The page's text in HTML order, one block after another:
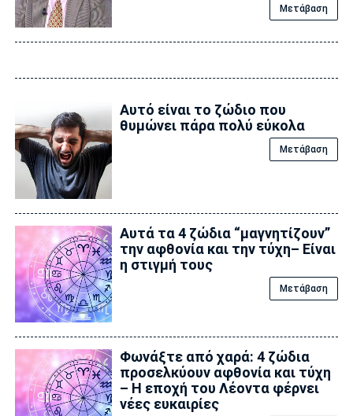
Μετάβαση
Αυτό είναι το ζώδιο που
θυμώνει πάρα πολύ εύκολα
Μετάβαση
Αυτά τα 4 ζώδια “μαγνητίζουν”
την αφθονία και την τύχη– Είναι
η στιγμή τους
Μετάβαση
Φωνάξτε από χαρά: 4 ζώδια
προσελκύουν αφθονία και τύχη
– Η εποχή του Λέοντα φέρνει
νέες ευκαιρίες